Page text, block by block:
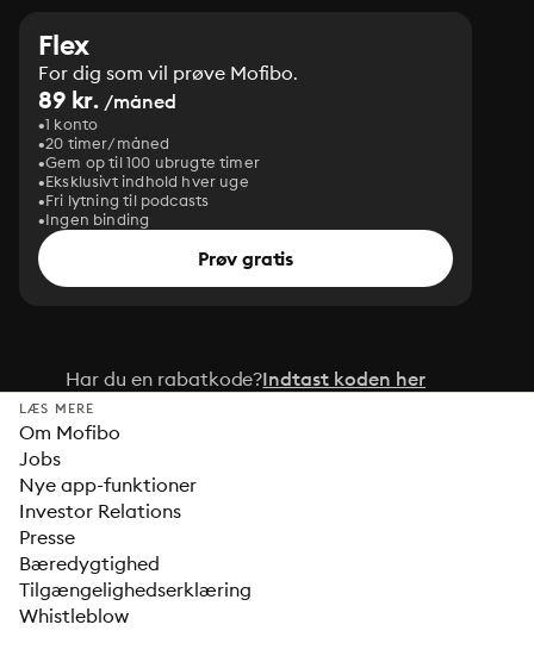
Flex
For dig som vil prøve Mofibo.
89 kr. /måned
1 konto
20 timer/måned
Gem op til 100 ubrugte timer
Eksklusivt indhold hver uge
Fri lytning til podcasts
Ingen binding
Prøv gratis
Har du en rabatkode?Indtast koden her
LÆS MERE
Om Mofibo
Jobs
Nye app-funktioner
Investor Relations
Presse
Bæredygtighed
Tilgængelighedserklæring
Whistleblow